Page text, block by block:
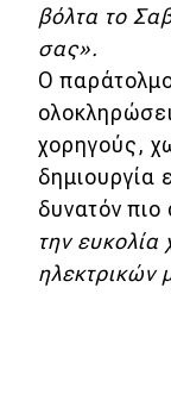
βόλτα το
σας».
Ο
χορηγούς,
δημιουργία
δυνατόν πιο
την ευκολία
ηλεκτρικών